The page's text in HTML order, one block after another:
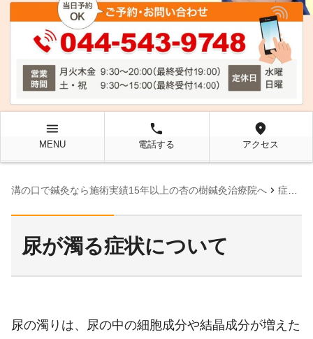
menu
MENU
local_phone
電話する
location_on
アクセス
溝の口で鍼灸なら施術実績15年以上の杏の樹鍼灸治療院へ chevron_right 症状別ページ
尿が濁る症状について
尿の濁りは、尿の中の細胞成分や結晶成分が増えた